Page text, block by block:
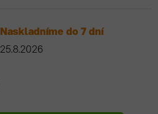
Naskladníme do 7 dní
25.8.2026